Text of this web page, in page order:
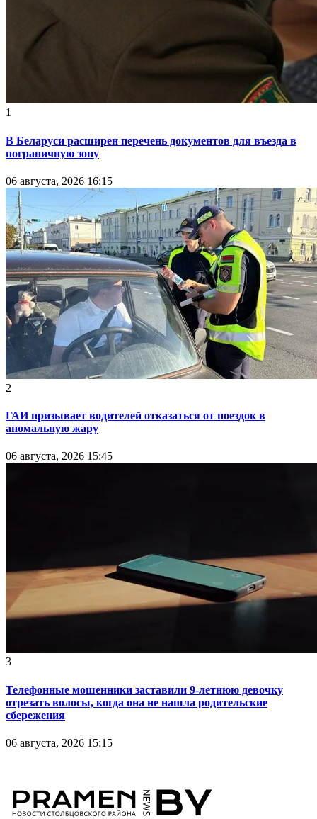
1
В Беларуси расширен перечень документов для въезда в
пограничную зону
06 августа, 2026 16:15
2
ГАИ призывает водителей отказаться от поездок в
аномальную жару
06 августа, 2026 15:45
3
Телефонные мошенники заставили 9-летнюю девочку
отрезать волосы, когда она не нашла родительские
сбережения
06 августа, 2026 15:15